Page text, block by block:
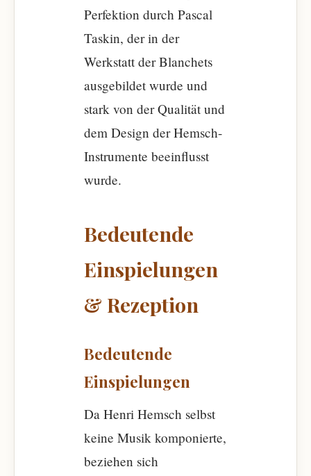
Perfektion durch Pascal
Taskin, der in der
Werkstatt der Blanchets
ausgebildet wurde und
stark von der Qualität und
dem Design der Hemsch-
Instrumente beeinflusst
wurde.
Bedeutende
Einspielungen
& Rezeption
Bedeutende
Einspielungen
Da Henri Hemsch selbst
keine Musik komponierte,
beziehen sich